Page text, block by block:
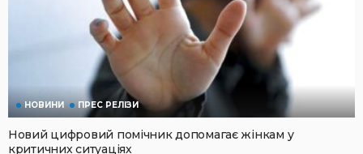
НОВИНИ ПРЕС РЕЛІЗИ
Новий цифровий помічник допомагає жінкам у
критичних ситуаціях